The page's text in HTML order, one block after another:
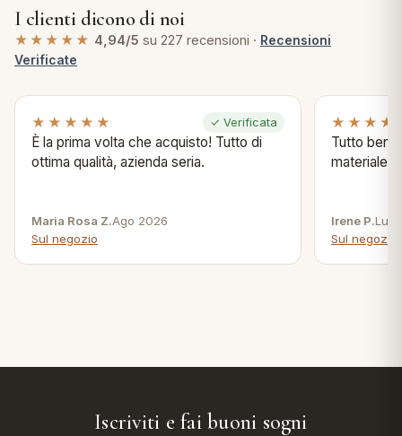
I clienti dicono di noi
★★★★★ 4,94/5 su 227 recensioni · Recensioni
Verificate
★★★★★ ✓ Verificata
È la prima volta che acquisto! Tutto di
ottima qualità, azienda seria.
Maria Rosa Z.Ago 2026
Sul negozio
Tutto bene
materiale .
Irene P.Lug
Sul negozio
Iscriviti e fai buoni sogni